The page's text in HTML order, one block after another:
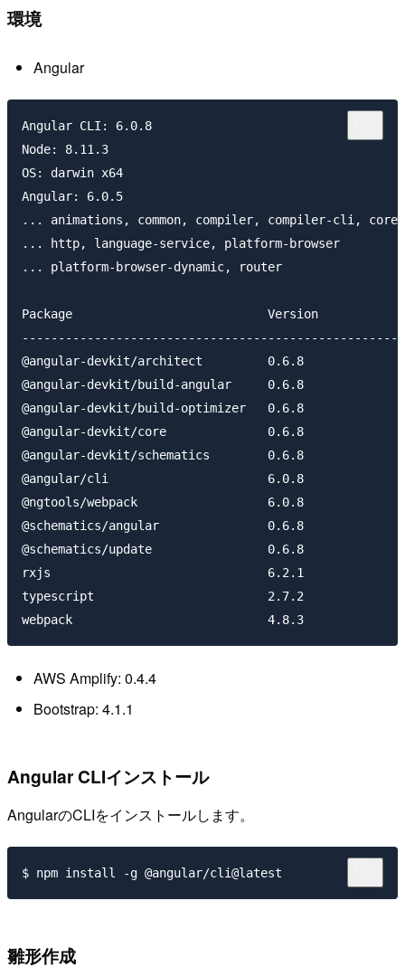
環境
Angular
Angular CLI: 6.0.8
Node: 8.11.3
OS: darwin x64
Angular: 6.0.5
... animations, common, compiler, compiler-cli,
... http, language-service, platform-browser
... platform-browser-dynamic, router
Package                           Version
@angular-devkit/architect         0.6.8
@angular-devkit/build-angular     0.6.8
@angular-devkit/build-optimizer   0.6.8
@angular-devkit/core              0.6.8
@angular-devkit/schematics        0.6.8
@angular/cli                      6.0.8
@ngtools/webpack                  6.0.8
@schematics/angular               0.6.8
@schematics/update                0.6.8
rxjs                              6.2.1
typescript                        2.7.2
AWS Amplify: 0.4.4
Bootstrap: 4.1.1
Angular CLIインストール
AngularのCLIをインストールします。
雛形作成